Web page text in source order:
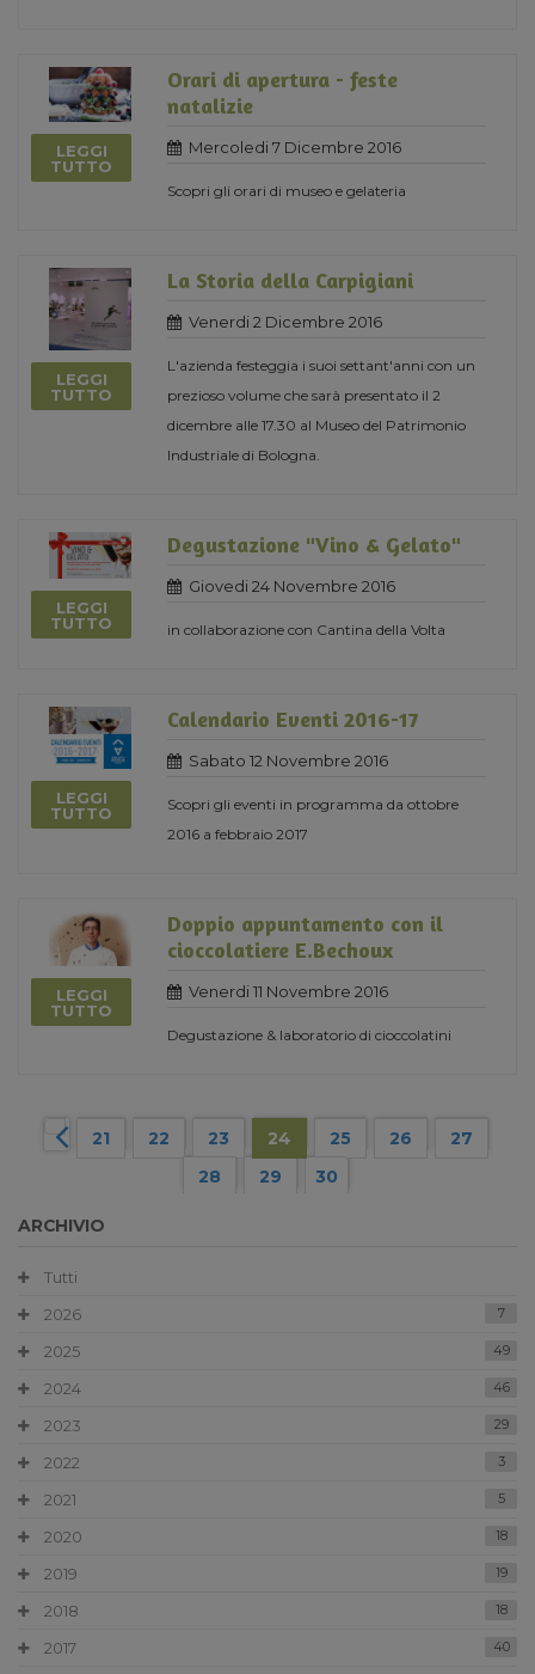
LEGGI
TUTTO
Orari di apertura - feste
natalizie
Mercoledi 7 Dicembre 2016
Scopri gli orari di museo e gelateria
LEGGI
TUTTO
La Storia della Carpigiani
Venerdi 2 Dicembre 2016
L'azienda festeggia i suoi settant'anni con un
prezioso volume che sarà presentato il 2
dicembre alle 17.30 al Museo del Patrimonio
Industriale di Bologna.
LEGGI
TUTTO
Degustazione "Vino & Gelato"
Giovedi 24 Novembre 2016
in collaborazione con Cantina della Volta
LEGGI
TUTTO
Calendario Eventi 2016-17
Sabato 12 Novembre 2016
Scopri gli eventi in programma da ottobre
2016 a febbraio 2017
LEGGI
TUTTO
Doppio appuntamento con il
cioccolatiere E.Bechoux
Venerdi 11 Novembre 2016
Degustazione & laboratorio di cioccolatini
21 22 23 24 25 26
27
28
29 30
ARCHIVIO
Tutti
2026
7
2025 49
2024 46
2023 29
2022 3
2021 5
2020 18
2019 19
2018 18
2017 40